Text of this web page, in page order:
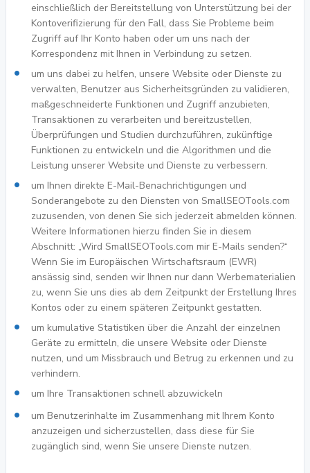
einschließlich der Bereitstellung von Unterstützung bei der
Kontoverifizierung für den Fall, dass Sie Probleme beim
Zugriff auf Ihr Konto haben oder um uns nach der
Korrespondenz mit Ihnen in Verbindung zu setzen.
um uns dabei zu helfen, unsere Website oder Dienste zu
verwalten, Benutzer aus Sicherheitsgründen zu validieren,
maßgeschneiderte Funktionen und Zugriff anzubieten,
Transaktionen zu verarbeiten und bereitzustellen,
Überprüfungen und Studien durchzuführen, zukünftige
Funktionen zu entwickeln und die Algorithmen und die
Leistung unserer Website und Dienste zu verbessern.
um Ihnen direkte E-Mail-Benachrichtigungen und
Sonderangebote zu den Diensten von SmallSEOTools.com
zuzusenden, von denen Sie sich jederzeit abmelden können.
Weitere Informationen hierzu finden Sie in diesem
Abschnitt: „Wird SmallSEOTools.com mir E-Mails senden?“
Wenn Sie im Europäischen Wirtschaftsraum (EWR)
ansässig sind, senden wir Ihnen nur dann Werbematerialien
zu, wenn Sie uns dies ab dem Zeitpunkt der Erstellung Ihres
Kontos oder zu einem späteren Zeitpunkt gestatten.
um kumulative Statistiken über die Anzahl der einzelnen
Geräte zu ermitteln, die unsere Website oder Dienste
nutzen, und um Missbrauch und Betrug zu erkennen und zu
verhindern.
um Ihre Transaktionen schnell abzuwickeln
um Benutzerinhalte im Zusammenhang mit Ihrem Konto
anzuzeigen und sicherzustellen, dass diese für Sie
zugänglich sind, wenn Sie unsere Dienste nutzen.